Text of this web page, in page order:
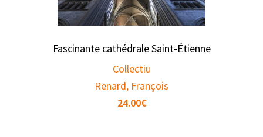
Fascinante cathédrale Saint-Étienne
Collectiu
Renard, François
24.00€